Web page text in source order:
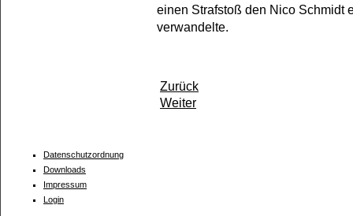
einen Strafstoß den Nico Schmidt
verwandelte.
Zurück
Weiter
Datenschutzordnung
Downloads
Impressum
Login